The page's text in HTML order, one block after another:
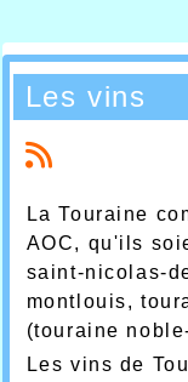
Les vins
La Touraine
AOC, qu'ils
saint-nicolas-
montlouis,
(touraine
Les vins de